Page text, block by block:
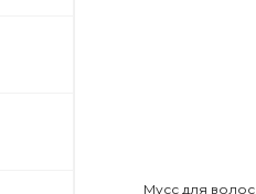
Мусс для волос